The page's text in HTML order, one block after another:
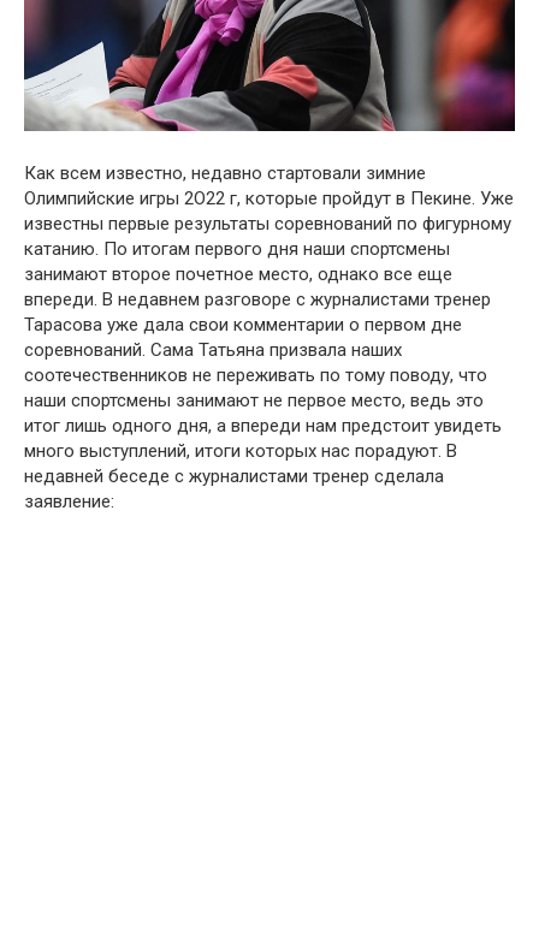
Как всем известно, недавно стартовали зимние
Олимпийские игры 2О22 г, которые пройдут в Пекине. Уже
известны первые результаты соревнований по фигурному
катанию. По итогам первого дня наши спортсмены
занимают второе почетное место, однако все еще
впереди. В недавнем разговоре с журналистами тренер
Тарасова уже дала свои комментарии о первом дне
соревнований. Сама Татьяна призвала наших
соотечественников не переживать по тому поводу, что
наши спортсмены занимают не первое место, ведь это
итог лишь одного дня, а впереди нам предстоит увидеть
много выступлений, итоги которых нас порадуют. В
недавней беседе с журналистами тренер сделала
заявление: